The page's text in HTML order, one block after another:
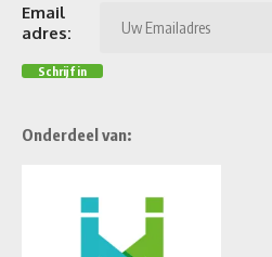
Email
adres:
Onderdeel van: